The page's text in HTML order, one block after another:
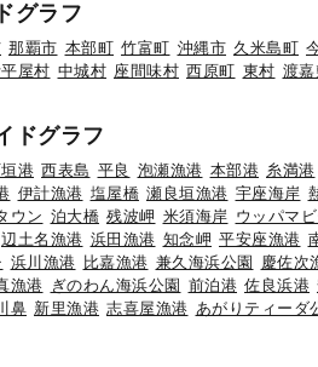
グラフ
那覇市 本部町 竹富町 沖縄市 久米島町
屋村 中城村 座間味村 西原町 東村 渡
ドグラフ
港 西表島 平良 泡瀬漁港 本部港 糸満港
伊計漁港 塩屋橋 瀬良垣漁港 宇座海岸
ウン 泊大橋 残波岬 米須海岸 ウッパマ
辺土名漁港 浜田漁港 知念岬 平安座漁港
浜川漁港 比嘉漁港 兼久海浜公園 慶佐次
漁港 ぎのわん海浜公園 前泊港 佐良浜港
鼻 新里漁港 志喜屋漁港 あがりティーダ